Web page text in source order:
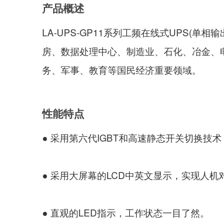
产品概述
LA-UPS-GP11系列工频在线式UPS(单相
房、数据处理中心、制造业、石化、冶金
务、军事、教育等国民经济重要领域。
性能特点
● 采用第六代IGBT和高速静态开关切换技术
● 采用大屏幕的LCD中英文显示，实现人机
● 直观的LED指示，工作状态一目了然。